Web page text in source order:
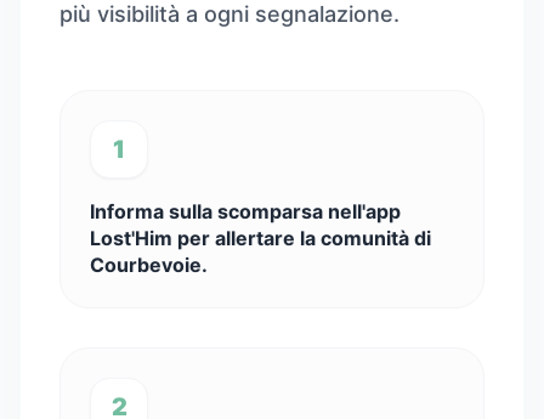
più visibilità a ogni segnalazione.
1
Informa sulla scomparsa nell'app
Lost'Him per allertare la comunità di
Courbevoie.
2